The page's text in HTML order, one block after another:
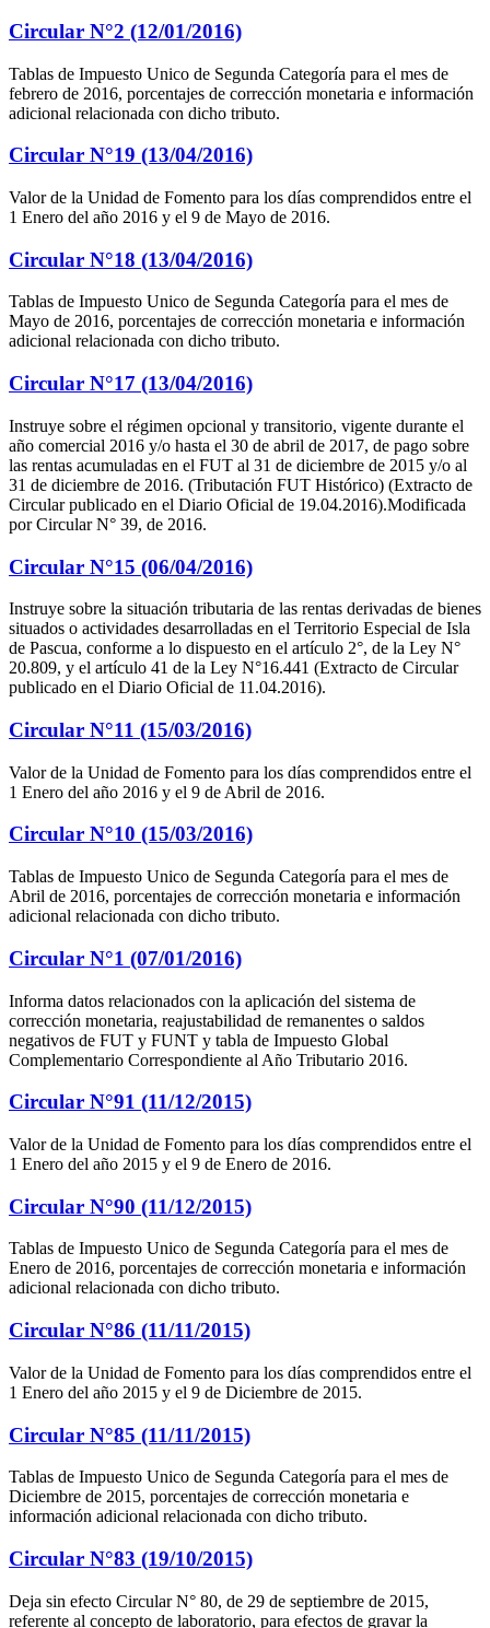
Circular N°2 (12/01/2016)
Tablas de Impuesto Unico de Segunda Categoría para el mes de
febrero de 2016, porcentajes de corrección monetaria e información
adicional relacionada con dicho tributo.
Circular N°19 (13/04/2016)
Valor de la Unidad de Fomento para los días comprendidos entre el
1 Enero del año 2016 y el 9 de Mayo de 2016.
Circular N°18 (13/04/2016)
Tablas de Impuesto Unico de Segunda Categoría para el mes de
Mayo de 2016, porcentajes de corrección monetaria e información
adicional relacionada con dicho tributo.
Circular N°17 (13/04/2016)
Instruye sobre el régimen opcional y transitorio, vigente durante el
año comercial 2016 y/o hasta el 30 de abril de 2017, de pago sobre
las rentas acumuladas en el FUT al 31 de diciembre de 2015 y/o al
31 de diciembre de 2016. (Tributación FUT Histórico) (Extracto de
Circular publicado en el Diario Oficial de 19.04.2016).Modificada
por Circular N° 39, de 2016.
Circular N°15 (06/04/2016)
Instruye sobre la situación tributaria de las rentas derivadas de bienes
situados o actividades desarrolladas en el Territorio Especial de Isla
de Pascua, conforme a lo dispuesto en el artículo 2°, de la Ley N°
20.809, y el artículo 41 de la Ley N°16.441 (Extracto de Circular
publicado en el Diario Oficial de 11.04.2016).
Circular N°11 (15/03/2016)
Valor de la Unidad de Fomento para los días comprendidos entre el
1 Enero del año 2016 y el 9 de Abril de 2016.
Circular N°10 (15/03/2016)
Tablas de Impuesto Unico de Segunda Categoría para el mes de
Abril de 2016, porcentajes de corrección monetaria e información
adicional relacionada con dicho tributo.
Circular N°1 (07/01/2016)
Informa datos relacionados con la aplicación del sistema de
corrección monetaria, reajustabilidad de remanentes o saldos
negativos de FUT y FUNT y tabla de Impuesto Global
Complementario Correspondiente al Año Tributario 2016.
Circular N°91 (11/12/2015)
Valor de la Unidad de Fomento para los días comprendidos entre el
1 Enero del año 2015 y el 9 de Enero de 2016.
Circular N°90 (11/12/2015)
Tablas de Impuesto Unico de Segunda Categoría para el mes de
Enero de 2016, porcentajes de corrección monetaria e información
adicional relacionada con dicho tributo.
Circular N°86 (11/11/2015)
Valor de la Unidad de Fomento para los días comprendidos entre el
1 Enero del año 2015 y el 9 de Diciembre de 2015.
Circular N°85 (11/11/2015)
Tablas de Impuesto Unico de Segunda Categoría para el mes de
Diciembre de 2015, porcentajes de corrección monetaria e
información adicional relacionada con dicho tributo.
Circular N°83 (19/10/2015)
Deja sin efecto Circular N° 80, de 29 de septiembre de 2015,
referente al concepto de laboratorio, para efectos de gravar la